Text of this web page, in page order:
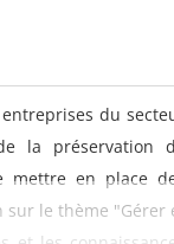
du
la préservation
mettre en place
sur le thème "Gérer